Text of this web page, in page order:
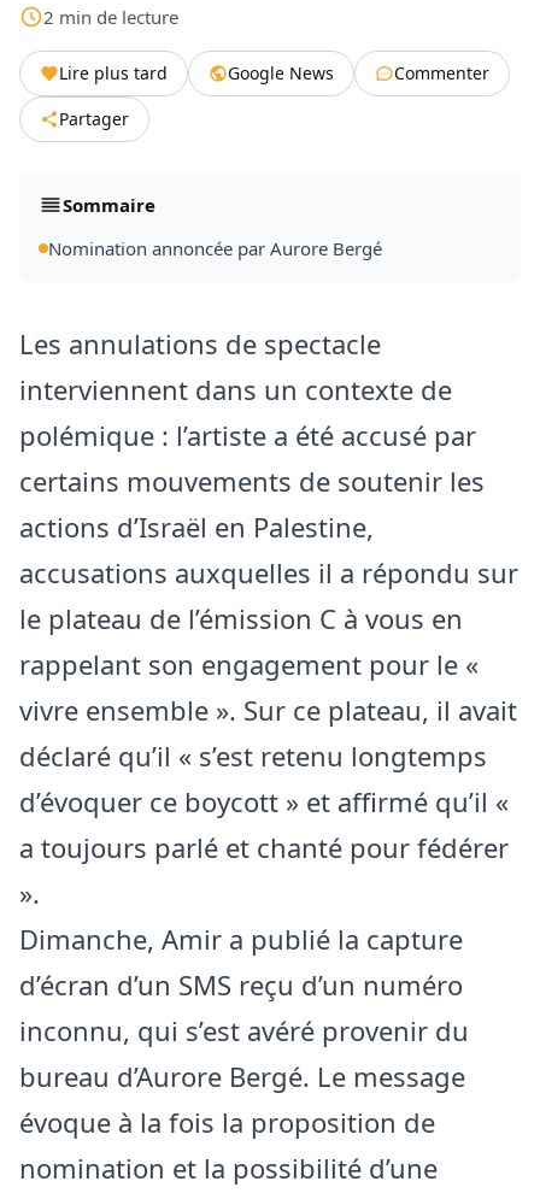
2 min de lecture
Lire plus tard Google News
Commenter
Partager
Sommaire
Nomination annoncée par Aurore Bergé
Les annulations de spectacle
interviennent dans un contexte de
polémique : l’artiste a été accusé par
certains mouvements de soutenir les
actions d’Israël en Palestine,
accusations auxquelles il a répondu sur
le plateau de l’émission C à vous en
rappelant son engagement pour le «
vivre ensemble ». Sur ce plateau, il avait
déclaré qu’il « s’est retenu longtemps
d’évoquer ce boycott » et affirmé qu’il «
a toujours parlé et chanté pour fédérer
».
Dimanche, Amir a publié la capture
d’écran d’un SMS reçu d’un numéro
inconnu, qui s’est avéré provenir du
bureau d’Aurore Bergé. Le message
évoque à la fois la proposition de
nomination et la possibilité d’une